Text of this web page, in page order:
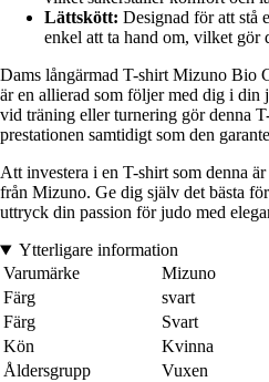
Lättskött: Designad för att stå
enkel att ta hand om, vilket gör
Dams långärmad T-shirt Mizuno Bio
är en allierad som följer med dig i din
vid träning eller turnering gör denna
prestationen samtidigt som den
Att investera i en T-shirt som denna
från Mizuno. Ge dig själv det bästa
uttryck din passion för judo med
Ytterligare information
Varumärke
Mizuno
Färg
svart
Färg
Svart
Kön
Kvinna
Åldersgrupp
Vuxen